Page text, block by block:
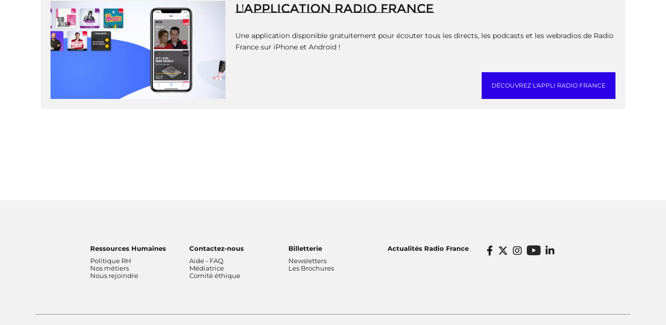
L'APPLICATION RADIO FRANCE
Une application disponible gratuitement pour écouter tous les directs, les podcasts et les webradios de Radio
France sur iPhone et Android !
DÉCOUVREZ L'APPLI RADIO FRANCE
Ressources Humaines
Politique RH
Nos métiers
Nous rejoindre
Contactez-nous
Aide - FAQ
Médiatrice
Comité éthique
Billetterie
Newsletters
Les Brochures
Actualités Radio France